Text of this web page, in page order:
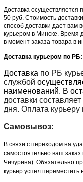
Доставка осуществляется
50 руб. Стоимость
способ доставки дает вам
курьером в Минске. Время
в момент заказа товара в
Доставка курьером по РБ:
Доставка по РБ
службой
наименований. В
доставки
дня. Оплата
Самовывоз:
В связи с переходом на
самостоятельно ваш
Чичурина). Обязательно
курьер успел переместить